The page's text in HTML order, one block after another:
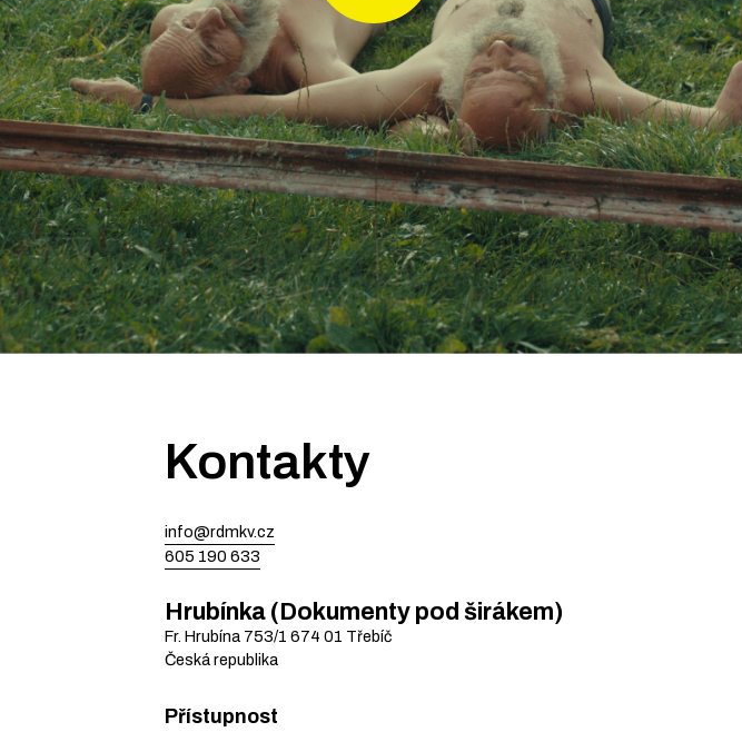
Kontakty
info@rdmkv.cz
605 190 633
Hrubínka (Dokumenty pod širákem)
Fr. Hrubína 753/1 674 01 Třebíč
Česká republika
Přístupnost